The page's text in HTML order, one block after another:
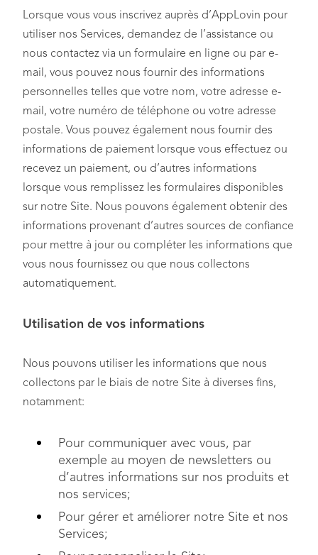
Lorsque vous vous inscrivez auprès d’AppLovin pour
utiliser nos Services, demandez de l’assistance ou
nous contactez via un formulaire en ligne ou par e-
mail, vous pouvez nous fournir des informations
personnelles telles que votre nom, votre adresse e-
mail, votre numéro de téléphone ou votre adresse
postale. Vous pouvez également nous fournir des
informations de paiement lorsque vous effectuez ou
recevez un paiement, ou d’autres informations
lorsque vous remplissez les formulaires disponibles
sur notre Site. Nous pouvons également obtenir des
informations provenant d’autres sources de confiance
pour mettre à jour ou compléter les informations que
vous nous fournissez ou que nous collectons
automatiquement.
Utilisation de vos informations
Nous pouvons utiliser les informations que nous
collectons par le biais de notre Site à diverses fins,
notamment:
Pour communiquer avec vous, par
exemple au moyen de newsletters ou
d’autres informations sur nos produits et
nos services;
Pour gérer et améliorer notre Site et nos
Services;